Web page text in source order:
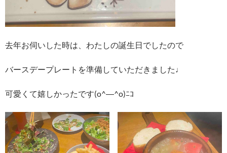
去年お伺いした時は、わたしの誕生日でしたので
バースデープレートを準備していただきました♩
可愛くて嬉しかったです(o^―^o)ﾆｺ